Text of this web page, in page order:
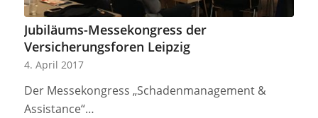
Jubiläums-Messekongress der
Versicherungsforen Leipzig
4. April 2017
Der Messekongress „Schadenmanagement &
Assistance“…